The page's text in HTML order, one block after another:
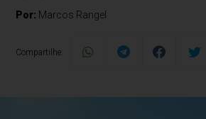
Por: Marcos Rangel
Compartilhe: